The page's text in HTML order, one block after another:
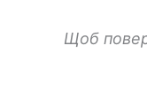
Щоб